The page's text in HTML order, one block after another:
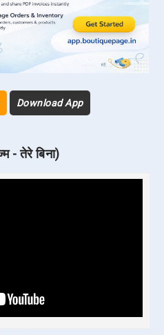
Download App
- तेरे बिना)